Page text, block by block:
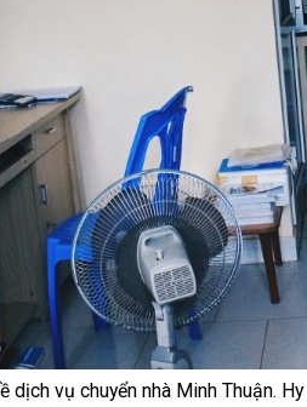
dịch vụ chuyển nhà Minh Thuận.